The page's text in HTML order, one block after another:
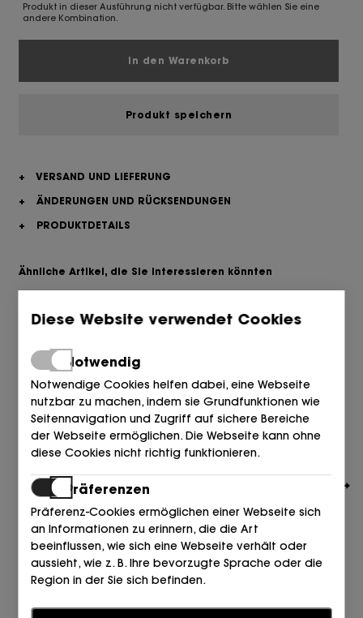
Produkt in dieser Ausführung nicht verfügbar. Bitte wählen Sie eine
andere Kombination.
In den Warenkorb
Produkt speichern
+
VERSAND UND LIEFERUNG
+
ÄNDERUNGEN UND RÜCKSENDUNGEN
+
PRODUKTDETAILS
Ähnliche Artikel, die Sie interessieren könnten
ALMA EN PENA
90,00
Diese Website verwendet Cookies
Notwendig
Notwendige Cookies helfen dabei, eine Webseite
nutzbar zu machen, indem sie Grundfunktionen wie
Seitennavigation und Zugriff auf sichere Bereiche
der Webseite ermöglichen. Die Webseite kann ohne
diese Cookies nicht richtig funktionieren.
Präferenzen
Präferenz-Cookies ermöglichen einer Webseite sich
an Informationen zu erinnern, die die Art
beeinflussen, wie sich eine Webseite verhält oder
aussieht, wie z. B. Ihre bevorzugte Sprache oder die
Region in der Sie sich befinden.